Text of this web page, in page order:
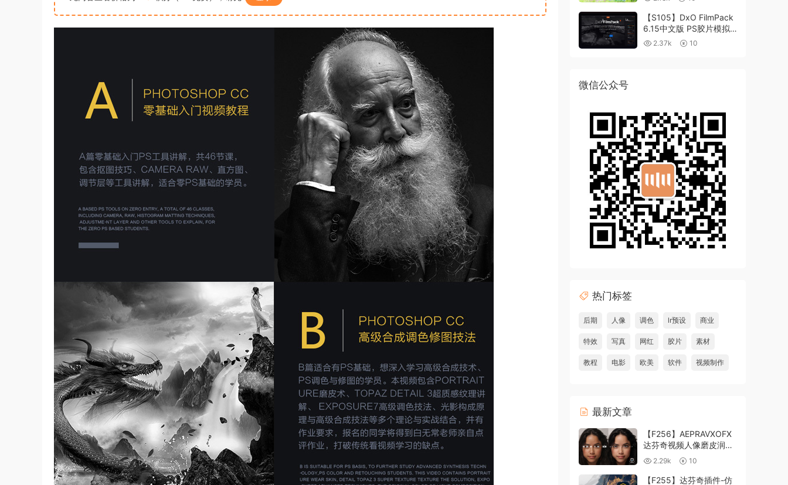
【S105】DxO FilmPack
6.15中文版 PS胶片模拟
滤镜支持WIN/MAC
2.37k 10
微信公众号
热门标签
后期 人像 调色 lr预设 商业
特效 写真 网红 胶片 素材
教程 电影 欧美 软件 视频制作
最新文章
【F256】AEPRAVXOFX
达芬奇视频人像磨皮润肤
美颜插件 Beauty Box
V6.0.3 Win
2.29k 10
【F255】达芬奇插件-仿